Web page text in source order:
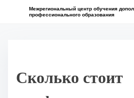
Межрегиональный центр обучения
профессионального образования
Сколько стоит